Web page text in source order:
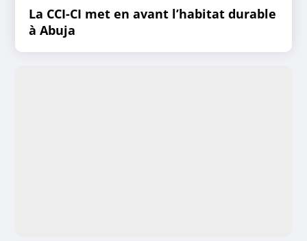
La CCI-CI met en avant l’habitat durable
à Abuja